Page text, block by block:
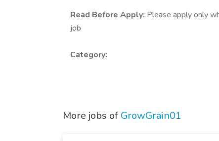
Read Before Apply: Please apply only
job
Category:
More jobs of GrowGrain01